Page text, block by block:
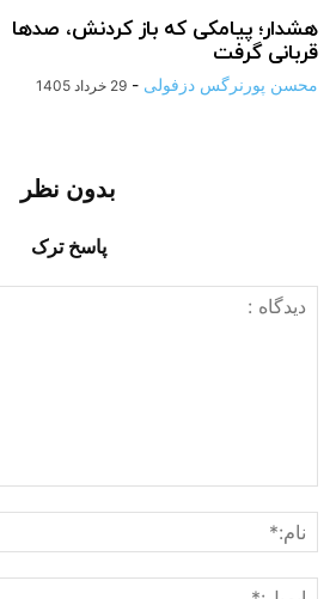
هشدار؛ پیامکی که باز کردنش، صدها
قربانی گرفت
محسن پورنرگس دزفولی - 29 خرداد 1405
بدون نظر
پاسخ ترک